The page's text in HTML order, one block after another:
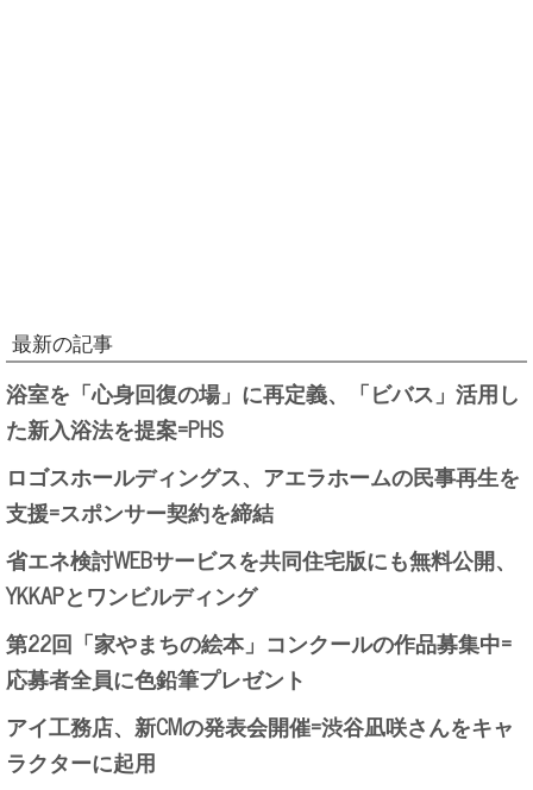
最新の記事
浴室を「心身回復の場」に再定義、「ビバス」活用し
た新入浴法を提案=PHS
ロゴスホールディングス、アエラホームの民事再生を
支援=スポンサー契約を締結
省エネ検討WEBサービスを共同住宅版にも無料公開、
YKKAPとワンビルディング
第22回「家やまちの絵本」コンクールの作品募集中=
応募者全員に色鉛筆プレゼント
アイ工務店、新CMの発表会開催=渋谷凪咲さんをキャ
ラクターに起用